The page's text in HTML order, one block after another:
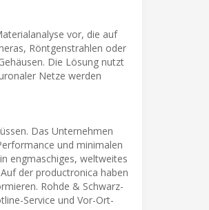
vor, die auf
Röntgenstrahlen oder
Die Lösung nutzt
Netze werden
Das Unternehmen
und minimalen
engmaschiges, weltweites
der productronica haben
Rohde & Schwarz-
Service und Vor-Ort-